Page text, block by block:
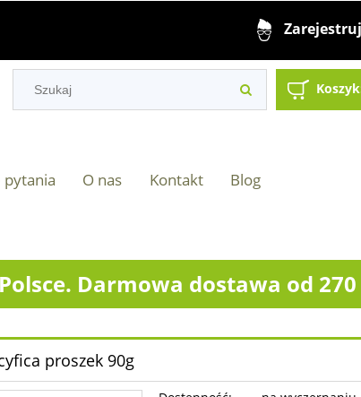
pytania O nas Kontakt Blog
Darmowa dostawa od 270
proszek 90g